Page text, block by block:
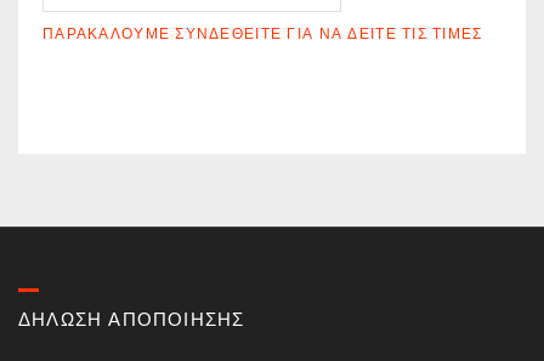
ΠΑΡΑΚΑΛΟΎΜΕ ΣΥΝΔΕΘΕΊΤΕ ΓΙΑ ΝΑ ΔΕΊΤΕ ΤΙΣ ΤΙΜΈΣ
ΔΗΛΩΣΗ ΑΠΟΠΟΙΗΣΗΣ